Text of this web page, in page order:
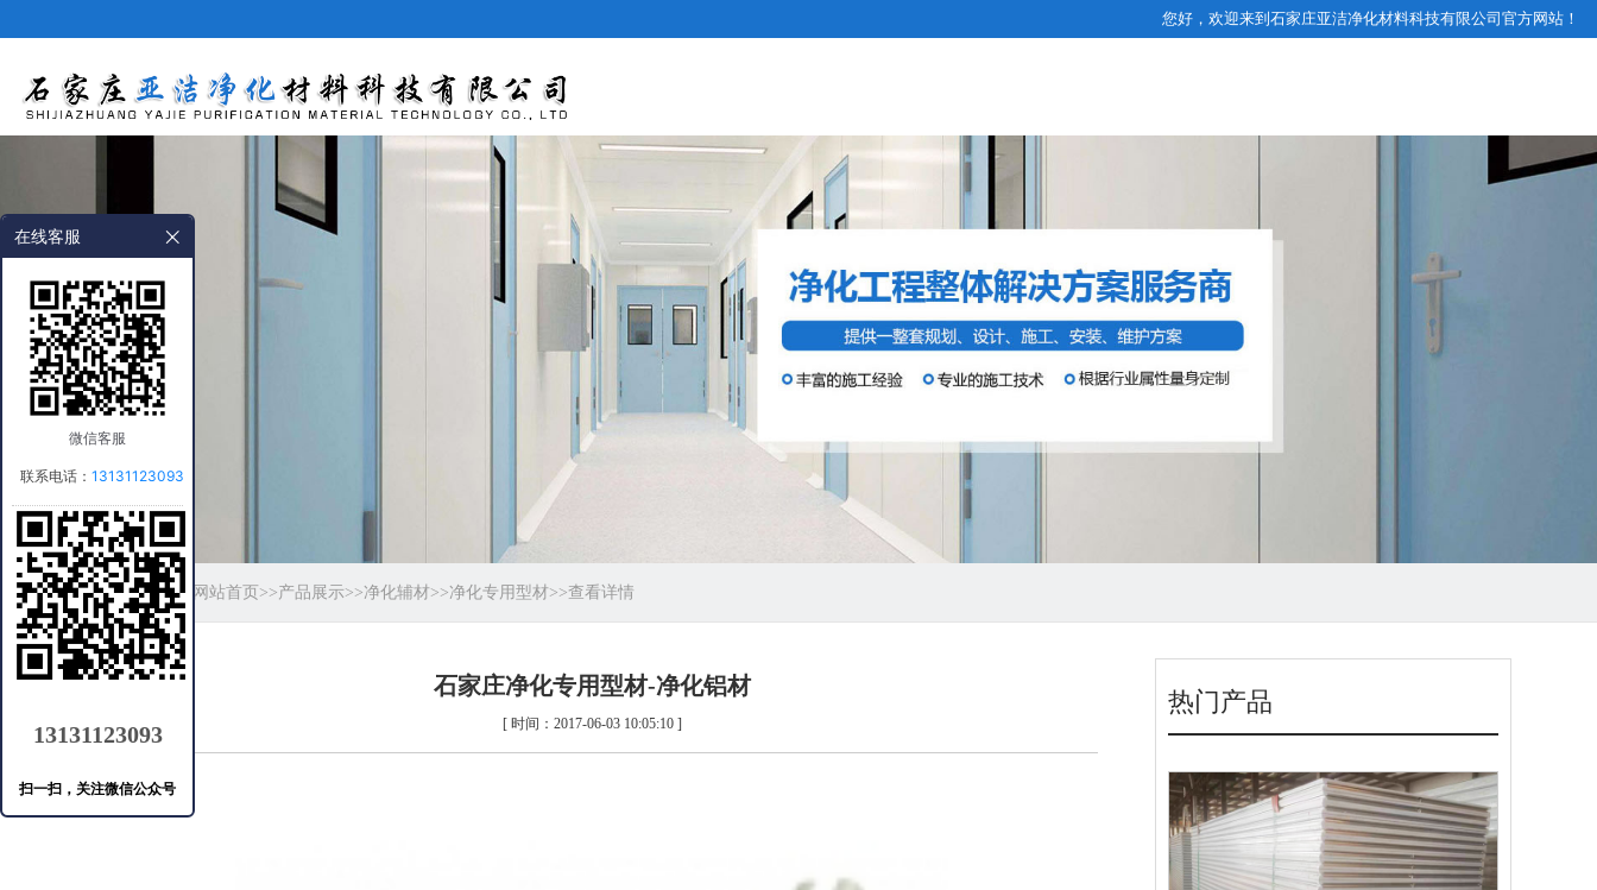
您好，欢迎来到石家庄亚洁净化材料科技有限公司官方网站！
网站首页 新闻资讯
业务咨询电话
当前位置： 网站首页 >>产品展示>>净化辅材>>净化专用型材>>查看详情
石家庄净化专用型材-净化铝材
[ 时间：2017-06-03 10:05:10 ]
热门产品
在线客服
微信客服
联系电话：13131123093
13131123093
扫一扫，关注微信公众号